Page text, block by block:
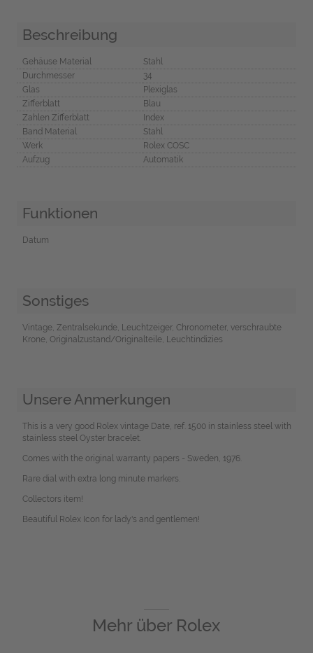
Beschreibung
Gehäuse Material
Stahl
Durchmesser
34
Glas
Plexiglas
Zifferblatt
Blau
Zahlen Zifferblatt
Index
Band Material
Stahl
Werk
Rolex COSC
Aufzug
Automatik
Funktionen
Datum
Sonstiges
Vintage, Zentralsekunde, Leuchtzeiger, Chronometer, verschraubte
Krone, Originalzustand/Originalteile, Leuchtindizies
Unsere Anmerkungen
This is a very good Rolex vintage Date, ref. 1500 in stainless steel with
stainless steel Oyster bracelet.
Comes with the original warranty papers - Sweden, 1976.
Rare dial with extra long minute markers.
Collectors item!
Beautiful Rolex Icon for lady's and gentlemen!
Mehr über Rolex